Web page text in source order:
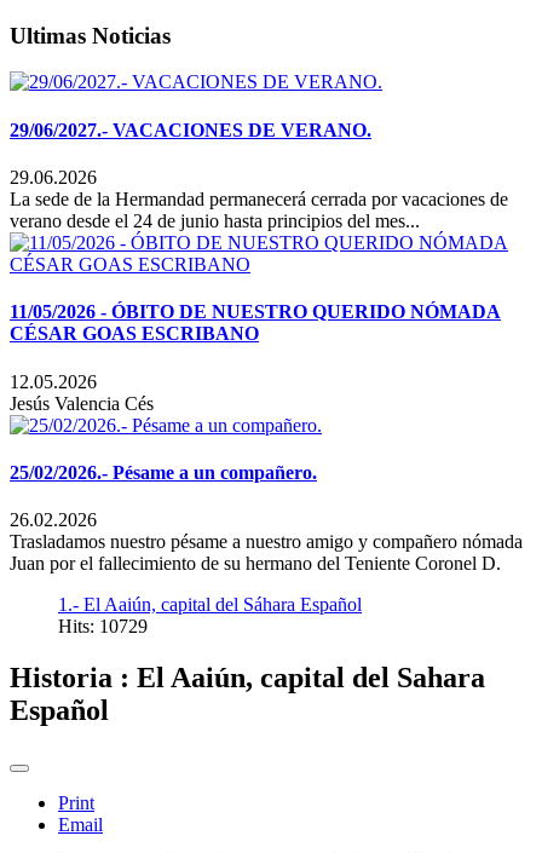
Ultimas Noticias
29/06/2027.- VACACIONES DE VERANO.
29.06.2026
La sede de la Hermandad permanecerá cerrada por vacaciones de
verano desde el 24 de junio hasta principios del mes...
11/05/2026 - ÓBITO DE NUESTRO QUERIDO NÓMADA
CÉSAR GOAS ESCRIBANO
12.05.2026
Jesús Valencia Cés
25/02/2026.- Pésame a un compañero.
26.02.2026
Trasladamos nuestro pésame a nuestro amigo y compañero nómada
Juan por el fallecimiento de su hermano del Teniente Coronel D.
1.- El Aaiún, capital del Sáhara Español
Hits: 10729
Historia : El Aaiún, capital del Sahara
Español
Print
Email